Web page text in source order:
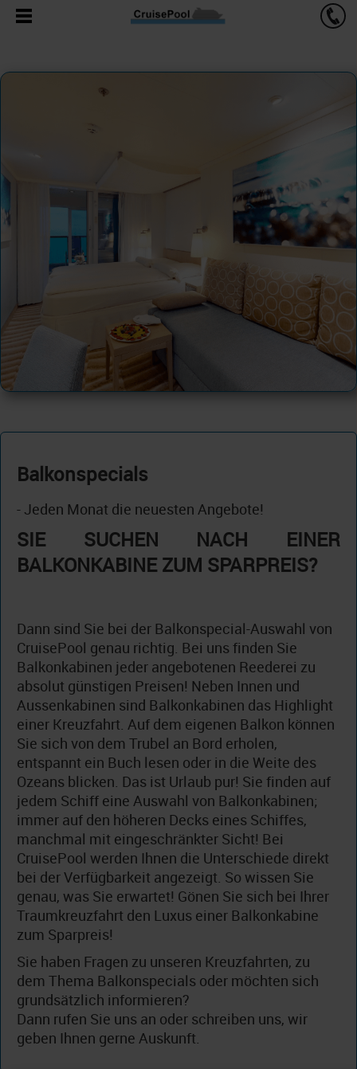
Balkonspecials
- Jeden Monat die neuesten Angebote!
SIE SUCHEN NACH EINER
BALKONKABINE ZUM SPARPREIS?
Dann sind Sie bei der Balkonspecial-Auswahl von
CruisePool genau richtig. Bei uns finden Sie
Balkonkabinen jeder angebotenen Reederei zu
absolut günstigen Preisen! Neben Innen und
Aussenkabinen sind Balkonkabinen das Highlight
einer Kreuzfahrt. Auf dem eigenen Balkon können
Sie sich von dem Trubel an Bord erholen,
entspannt ein Buch lesen oder in die Weite des
Ozeans blicken. Das ist Urlaub pur! Sie finden auf
jedem Schiff eine Auswahl von Balkonkabinen;
immer auf den höheren Decks eines Schiffes,
manchmal mit eingeschränkter Sicht! Bei
CruisePool werden Ihnen die Unterschiede direkt
bei der Verfügbarkeit angezeigt. So wissen Sie
genau, was Sie erwartet! Gönen Sie sich bei Ihrer
Traumkreuzfahrt den Luxus einer Balkonkabine
zum Sparpreis!
Sie haben Fragen zu unseren Kreuzfahrten, zu
dem Thema Balkonspecials oder möchten sich
grundsätzlich informieren?
Dann rufen Sie uns an oder schreiben uns, wir
geben Ihnen gerne Auskunft.